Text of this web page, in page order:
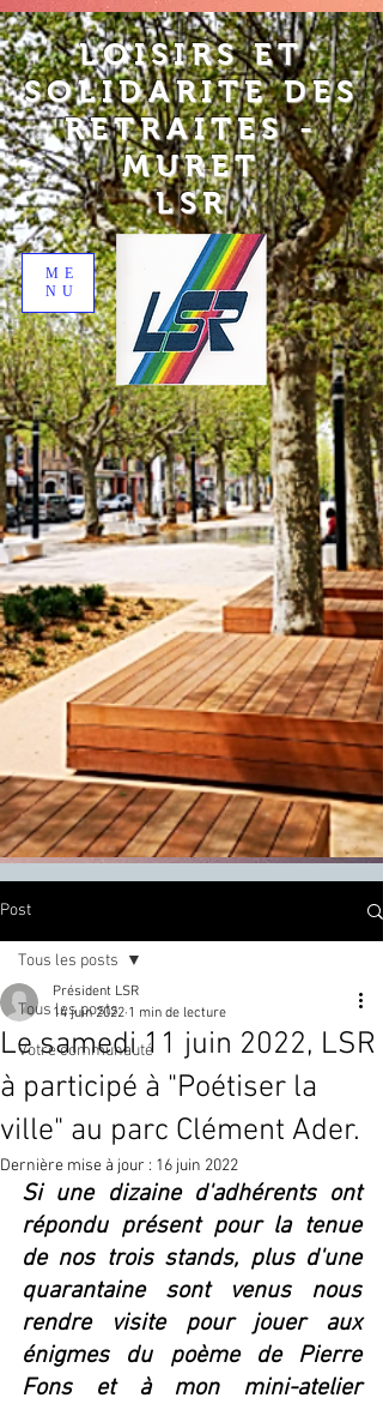
LOISIRS ET
SOLIDARITE DES
RETRAITES -
MURET
LSR
ME
NU
Post
Tous les posts
Votre communauté
Tous les posts
Le samedi 11 juin 2022, LSR
à participé à "Poétiser la
ville" au parc Clément Ader.
Président LSR
14 juin 2022 1 min de lecture
Dernière mise à jour : 16 juin 2022
Si une dizaine d'adhérents ont
répondu présent pour la tenue
de nos trois stands, plus d'une
quarantaine sont venus nous
rendre visite pour jouer aux
énigmes du poème de Pierre
Fons et à mon mini-atelier